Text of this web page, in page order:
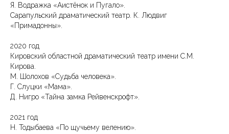
Я. Водражка «Аистёнок и Пугало».
Сарапульский драматический театр. К. Людвиг
«Примадонны».
2020 год
Кировский областной драматический театр имени С.М.
Кирова.
М. Шолохов «Судьба человека».
Г. Слуцки «Мама».
Д. Нигро «Тайна замка Рейвенскрофт».
2021 год
Н. Тодыбаева «По щучьему велению».